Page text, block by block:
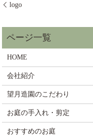
logo
HOME
会社紹介
望月造園のこだわり
お庭の手入れ・剪定
おすすめのお庭